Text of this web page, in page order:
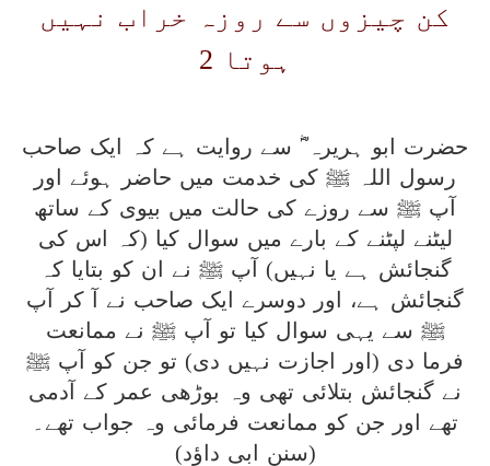
کن چیزوں سے روزہ خراب نہیں
ہوتا 2
حضرت ابو ہریرہ ؓ سے روایت ہے کہ ایک صاحب
رسول اللہ ﷺ کی خدمت میں حاضر ہوئے اور
آپ ﷺ سے روزے کی حالت میں بیوی کے ساتھ
لیٹنے لپٹنے کے بارے میں سوال کیا (کہ اس کی
گنجائش ہے یا نہیں) آپ ﷺ نے ان کو بتایا کہ
گنجائش ہے، اور دوسرے ایک صاحب نے آ کر آپ
ﷺ سے یہی سوال کیا تو آپ ﷺ نے ممانعت
فرما دی (اور اجازت نہیں دی) تو جن کو آپ ﷺ
نے گنجائش بتلائی تھی وہ بوڑھی عمر کے آدمی
تھے اور جن کو ممانعت فرمائی وہ جواب تھے۔
(سنن ابی داؤد)